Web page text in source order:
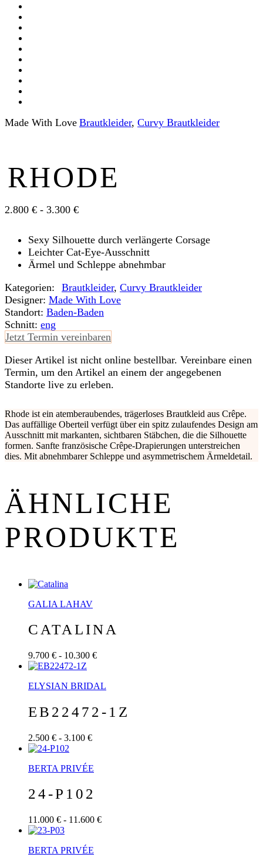
Made With Love Braut­kleider, Curvy Braut­kleider
RHODE
2.800 € - 3.300 €
Sexy Silhouette durch verlängerte Corsage
Leichter Cat-Eye-Ausschnitt
Ärmel und Schleppe abnehmbar
Kategorien:
Braut­kleider, Curvy Braut­kleider
Designer: Made With Love
Standort: Baden-Baden
Schnitt: eng
Jetzt Termin vereinbaren
Dieser Artikel ist nicht online bestellbar. Vereinbare einen
Termin, um den Artikel an einem der angegebenen
Standorte live zu erleben.
Rhode ist ein atemberaubendes, trägerloses Brautkleid aus Crêpe.
Das auffällige Oberteil verfügt über ein spitz zulaufendes Design am
Ausschnitt mit markanten, sichtbaren Stäbchen, die die Silhouette
formen. Sanfte französische Crêpe-Drapierungen unterstreichen
dies. Mit abnehmbarer Schleppe und asymmetrischem Ärmeldetail.
ÄHNLICHE
PRODUKTE
GALIA LAHAV
CATALINA
9.700 € - 10.300 €
ELYSIAN BRIDAL
EB22472-1Z
2.500 € - 3.100 €
BERTA PRIVÉE
24-P102
11.000 € - 11.600 €
BERTA PRIVÉE